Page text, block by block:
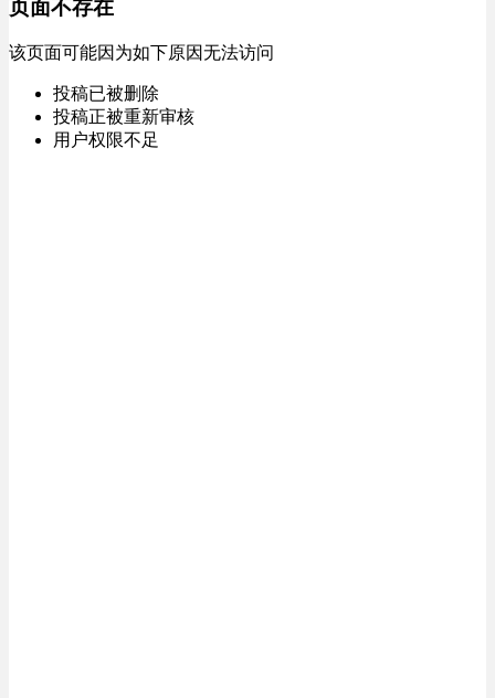
页面不存在
该页面可能因为如下原因无法访问
投稿已被删除
投稿正被重新审核
用户权限不足